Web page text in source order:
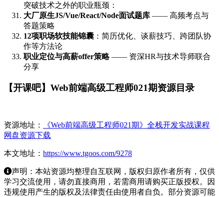
突破技术之外的职业瓶颈：
大厂原生JS/Vue/React/Node面试题库 —— 高频考点与
答题策略
12项职场软技能锦囊 ：简历优化、谈薪技巧、跨团队协
作等方法论
职业定位与高薪offer策略—— 资深HR与技术导师联合
分享
【开课吧】Web前端高级工程师021期资源目录
资源地址：
《Web前端高级工程师021期》全栈开发实战课程
网盘资源下载
本文地址： https://www.tgoos.com/9278
声明：本站资源均整理自互联网，版权归原作者所有，仅供
学习交流使用，请勿直接商用，若需商用请购买正版授权。因
违规使用产生的版权及法律责任由使用者自负。部分资源可能